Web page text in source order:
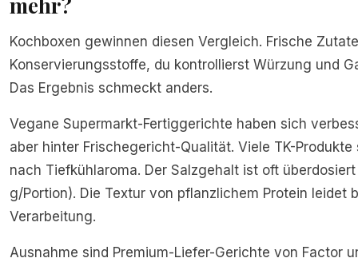
Kochboxen gewinnen diesen Vergleich. Frische
Konservierungsstoffe, du kontrollierst Würzung und
Das Ergebnis schmeckt anders.
Vegane Supermarkt-Fertiggerichte haben sich
aber hinter Frischegericht-Qualität. Viele TK-
nach Tiefkühlaroma. Der Salzgehalt ist oft
g/Portion). Die Textur von pflanzlichem Protein leidet
Verarbeitung.
Ausnahme sind Premium-Liefer-Gerichte von Factor